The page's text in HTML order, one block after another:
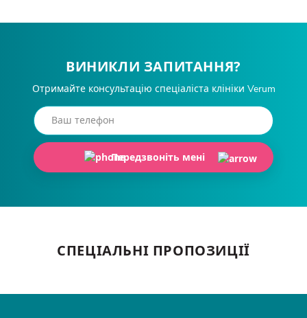
ВИНИКЛИ ЗАПИТАННЯ?
Отримайте консультацію спеціаліста клініки Verum
Передзвоніть мені
СПЕЦІАЛЬНІ ПРОПОЗИЦІЇ